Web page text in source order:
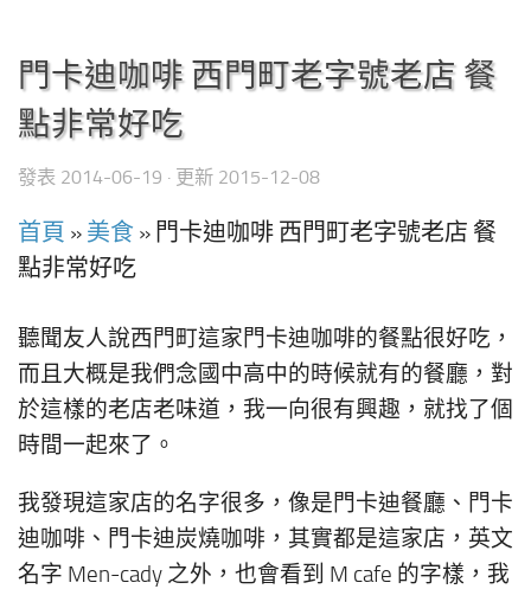
門卡迪咖啡 西門町老字號老店 餐
點非常好吃
發表 2014-06-19 · 更新 2015-12-08
首頁 » 美食 » 門卡迪咖啡 西門町老字號老店 餐
點非常好吃
聽聞友人說西門町這家門卡迪咖啡的餐點很好吃，
而且大概是我們念國中高中的時候就有的餐廳，對
於這樣的老店老味道，我一向很有興趣，就找了個
時間一起來了。
我發現這家店的名字很多，像是門卡迪餐廳、門卡
迪咖啡、門卡迪炭燒咖啡，其實都是這家店，英文
名字 Men-cady 之外，也會看到 M cafe 的字樣，我